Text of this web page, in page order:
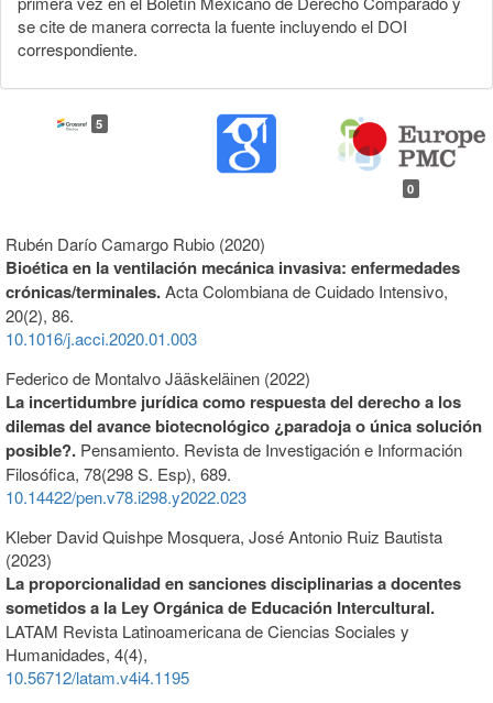
se cite de manera correcta la fuente incluyendo el DOI
correspondiente.
5
0
Rubén Darío Camargo Rubio (2020)
Bioética en la ventilación mecánica invasiva: enfermedades
crónicas/terminales.Acta Colombiana de Cuidado Intensivo,
20(2), 86.
10.1016/j.acci.2020.01.003
Federico de Montalvo Jääskeläinen (2022)
La incertidumbre jurídica como respuesta del derecho a los
dilemas del avance biotecnológico ¿paradoja o única solución
posible?. Pensamiento. Revista de Investigación e Información
Filosófica, 78(298 S. Esp), 689.
10.14422/pen.v78.i298.y2022.023
Kleber David Quishpe Mosquera, José Antonio Ruiz Bautista
(2023)
La proporcionalidad en sanciones disciplinarias a docentes
sometidos a la Ley Orgánica de Educación Intercultural.
LATAM Revista Latinoamericana de Ciencias Sociales y
Humanidades, 4(4),
10.56712/latam.v4i4.1195